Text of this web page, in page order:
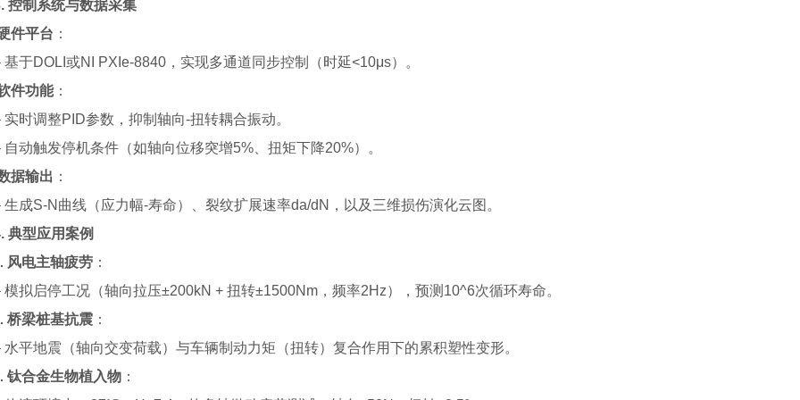
控制系统与数据采集
件平台 ：
DOLI或NI PXIe-8840，实现多通道同步控制（时延<10μs）。
件功能：
调整PID参数，抑制轴向-扭转耦合振动。
触发停机条件（如轴向位移突增5%、扭矩下降20%）。
据输出 ：
S-N曲线（应力幅-寿命）、裂纹扩展速率da/dN，以及三维损伤演化云图。
典型应用案例
风电主轴疲劳 ：
启停工况（轴向拉压±200kN + 扭转±1500Nm，频率2Hz），预测10^6次循环寿命。
桥梁桩基抗震 ：
地震（轴向交变荷载）与车辆制动力矩（扭转）复合作用下的累积塑性变形。
钛合金生物植入物 ：